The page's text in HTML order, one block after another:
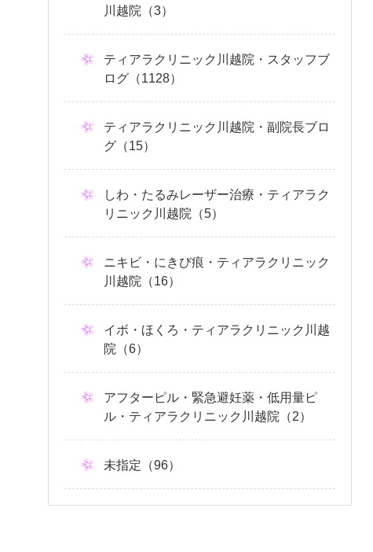
川越院（3）
ティアラクリニック川越院・スタッフブ
ログ（1128）
ティアラクリニック川越院・副院長ブロ
グ（15）
しわ・たるみレーザー治療・ティアラク
リニック川越院（5）
ニキビ・にきび痕・ティアラクリニック
川越院（16）
イボ・ほくろ・ティアラクリニック川越
院（6）
アフターピル・緊急避妊薬・低用量ピ
ル・ティアラクリニック川越院（2）
未指定（96）